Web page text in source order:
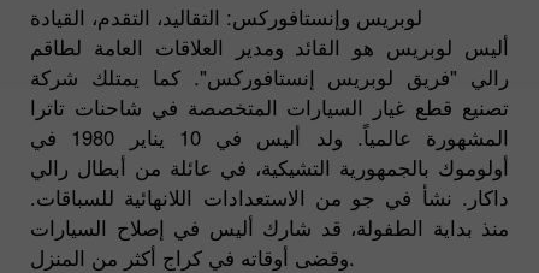
لوبريس وإنستافوركس: التقاليد، التقدم، القيادة
أليس لوبريس هو القائد ومدير العلاقات العامة لطاقم
رالي "فريق لوبريس إنستافوركس". كما يمتلك شركة
تصنيع قطع غيار السيارات المتخصصة في شاحنات تاترا
المشهورة عالمياً. ولد أليس في 10 يناير 1980 في
أولوموك بالجمهورية التشيكية، في عائلة من أبطال رالي
داكار. نشأ في جو من الاستعدادات اللانهائية للسباقات.
منذ بداية الطفولة، قد شارك أليس في إصلاح السيارات
وقضى أوقاته في كراج أكثر من المنزل.